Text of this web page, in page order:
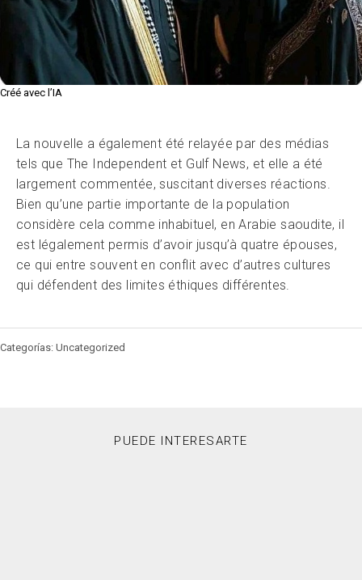
Créé avec l’IA
La nouvelle a également été relayée par des médias
tels que The Independent et Gulf News, et elle a été
largement commentée, suscitant diverses réactions.
Bien qu’une partie importante de la population
considère cela comme inhabituel, en Arabie saoudite, il
est légalement permis d’avoir jusqu’à quatre épouses,
ce qui entre souvent en conflit avec d’autres cultures
qui défendent des limites éthiques différentes.
Categorías: Uncategorized
PUEDE INTERESARTE